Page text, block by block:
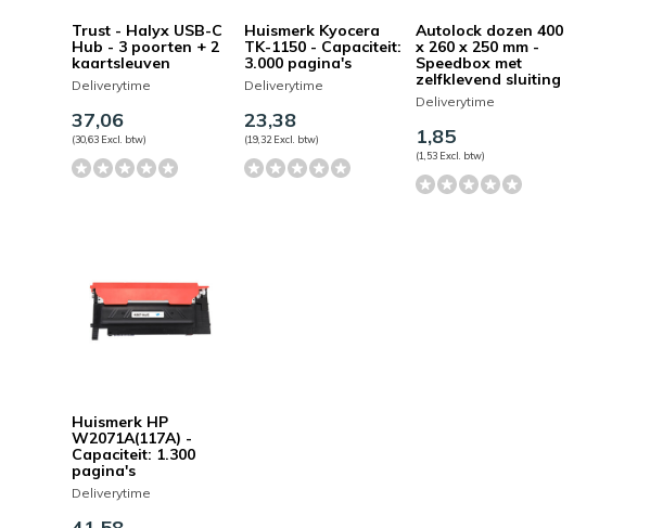
Trust - Halyx USB-C
Hub - 3 poorten + 2
kaartsleuven
Deliverytime
37,06
(30,63 Excl. btw)
Huismerk Kyocera
TK-1150 - Capaciteit:
3.000 pagina's
Deliverytime
23,38
(19,32 Excl. btw)
Autolock dozen 400
x 260 x 250 mm -
Speedbox met
zelfklevend sluiting
Deliverytime
1,85
(1,53 Excl. btw)
Huismerk HP
W2071A(117A) -
Capaciteit: 1.300
pagina's
Deliverytime